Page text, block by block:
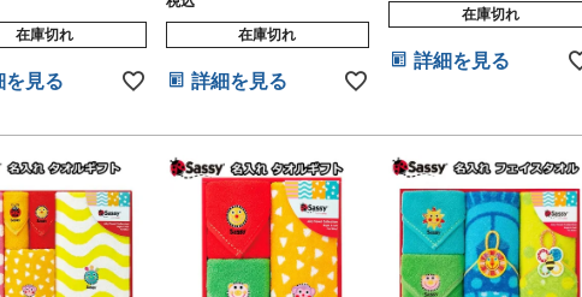
在庫切れ
を見る
在庫切れ
詳細を見る
在庫切れ
詳細を見る